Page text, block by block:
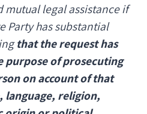
mutual legal assistance if
Party has substantial
that the request has
purpose of prosecuting
on account of that
language, religion,